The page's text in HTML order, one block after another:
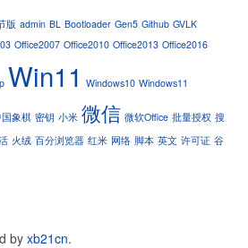
版 admin BL Bootloader Gen5 Github GVLK
Office2007 Office2010 Office2013 Office2016
Win11 Windows10 Windows11
象棋 密钥 小米 微信 微软Office 批量授权 搜
火绒 百分浏览器 红米 网络 脚本 英文 许可证 谷
by xb21cn.